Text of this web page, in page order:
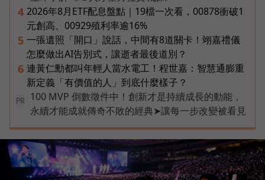
4 2026年8月ETF配息盤點｜19檔一次看，00878衝破1
元創高、00929殖利率逾16%
5 一張遺照「開口」說話，中間有8道關卡！翊嘉禮儀
怎麼做出AI告別式，讓逝者最後道別？
6 連黃仁勳都叫年輕人當水電工！程世嘉：智慧通膨重
新定義「有價值的人」到底什麼樣子？
PR
100 MVP 倒數徵件中！創新才是持續成長的動能，
永續才能成就傳奇不敗的經典➤讓每一步改變被看見